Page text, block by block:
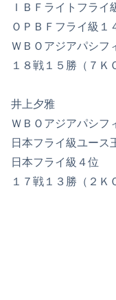
ＩＢＦライトフライ
ＯＰＢＦフライ級１
ＷＢＯアジアパシフ
１８戦１５勝（７Ｋ
井上夕雅
ＷＢＯアジアパシフ
日本フライ級ユース
日本フライ級４位
１７戦１３勝（２Ｋ